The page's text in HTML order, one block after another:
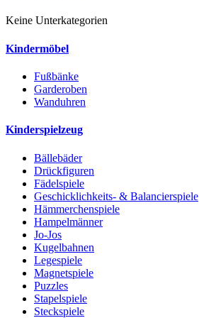
Keine Unterkategorien
Kindermöbel
Fußbänke
Garderoben
Wanduhren
Kinderspielzeug
Bällebäder
Drückfiguren
Fädelspiele
Geschicklichkeits- & Balancierspiele
Hämmerchenspiele
Hampelmänner
Jo-Jos
Kugelbahnen
Legespiele
Magnetspiele
Puzzles
Stapelspiele
Steckspiele